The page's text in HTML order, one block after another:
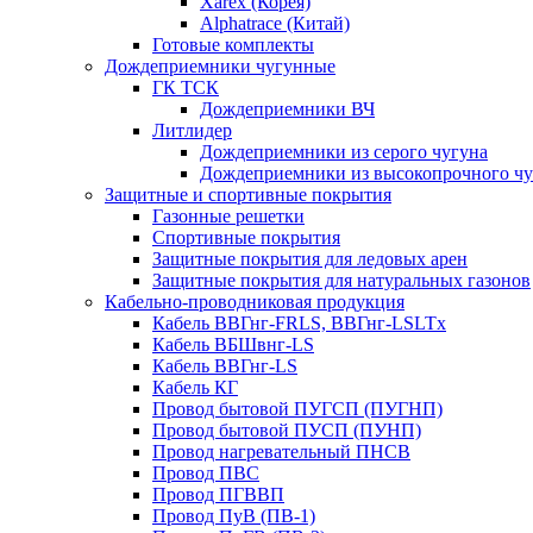
Alphatrace (Китай)
Готовые комплекты
Дождеприемники чугунные
ГК ТСК
Дождеприемники ВЧ
Литлидер
Дождеприемники из серого чугуна
Дождеприемники из высокопрочного
Защитные и спортивные покрытия
Газонные решетки
Спортивные покрытия
Защитные покрытия для ледовых арен
Защитные покрытия для натуральных газонов
Кабельно-проводниковая продукция
Кабель ВВГнг-FRLS, ВВГнг-LSLTx
Кабель ВБШвнг-LS
Кабель ВВГнг-LS
Кабель КГ
Провод бытовой ПУГСП (ПУГНП)
Провод бытовой ПУСП (ПУНП)
Провод нагревательный ПНСВ
Провод ПВС
Провод ПГВВП
Провод ПуВ (ПВ-1)